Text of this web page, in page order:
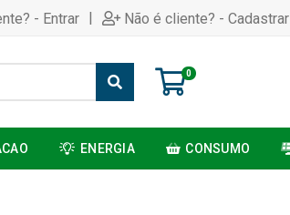
- Entrar | Não é cliente? - Cadastrar
0
ENERGIA CONSUMO